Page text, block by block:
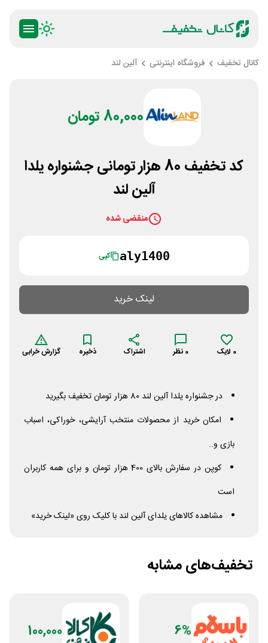
کانال تخفیف فروشگاه اینترنتی آلین لند
80,000 تومان
کد تخفیف 80 هزار تومانی جشنواره یلدا
آلین لند
منقضی شده
aly1400 کپی
لینک خرید
0 لایک 0 نظر اشتراک ذخیره گزارش خرابی
در جشنواره یلدا آلین لند 80 هزار تومان تخفیف بگیرید
امکان خرید از محصولات منتخب آرایشی، خوراکی، اسباب
بازی و..
کوپن در سفارش بالای 400 هزار تومان و برای همه کاربران
است
مشاهده کالاهای یلدای آلین لند با کلیک روی «لینک خرید»
تخفیف‌های مشابه
6%
100,000